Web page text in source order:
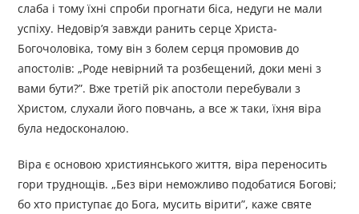
слаба і тому їхні спроби прогнати біса, недуги не мали
успіху. Недовір’я завжди ранить серце Христа-
Богочоловіка, тому він з болем серця промовив до
апостолів: „Роде невірний та розбещений, доки мені з
вами бути?”. Вже третій рік апостоли перебували з
Христом, слухали його повчань, а все ж таки, їхня віра
була недосконалою.
Віра є основою християнського життя, віра переносить
гори труднощів. „Без віри неможливо подобатися Богові;
бо хто приступає до Бога, мусить вірити”, каже святе